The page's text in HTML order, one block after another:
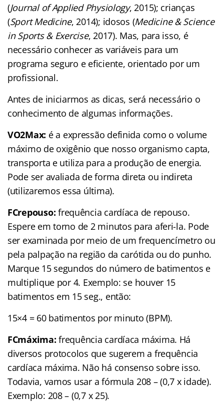
(Journal of Applied Physiology, 2015); crianças
(Sport Medicine, 2014); idosos (Medicine & Science
in Sports & Exercise, 2017). Mas, para isso, é
necessário conhecer as variáveis para um
programa seguro e eficiente, orientado por um
profissional.
Antes de iniciarmos as dicas, será necessário o
conhecimento de algumas informações.
VO2Max: é a expressão definida como o volume
máximo de oxigênio que nosso organismo capta,
transporta e utiliza para a produção de energia.
Pode ser avaliada de forma direta ou indireta
(utilizaremos essa última).
FCrepouso: frequência cardíaca de repouso.
Espere em torno de 2 minutos para aferi-la. Pode
ser examinada por meio de um frequencímetro ou
pela palpação na região da carótida ou do punho.
Marque 15 segundos do número de batimentos e
multiplique por 4. Exemplo: se houver 15
batimentos em 15 seg., então:
15×4 = 60 batimentos por minuto (BPM).
FCmáxima: frequência cardíaca máxima. Há
diversos protocolos que sugerem a frequência
cardíaca máxima. Não há consenso sobre isso.
Todavia, vamos usar a fórmula 208 – (0,7 x idade).
Exemplo: 208 – (0,7 x 25).